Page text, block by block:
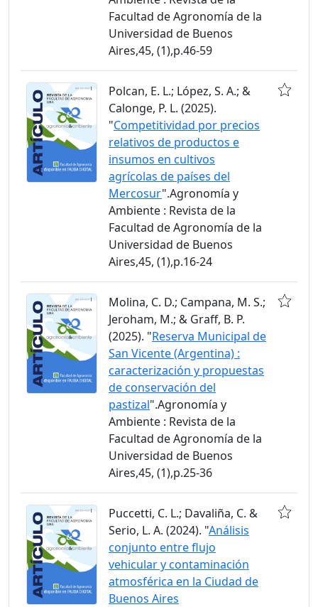
Facultad de Agronomía de la
Universidad de Buenos
Aires,45, (1),p.46-59
Polcan, E. L.; López, S. A.; &
Calonge, P. L. (2025).
"Competitividad por precios
relativos de productos e
insumos en cultivos
agrícolas de países del
Mercosur".Agronomía y
Ambiente : Revista de la
Facultad de Agronomía de la
Universidad de Buenos
Aires,45, (1),p.16-24
Molina, C. D.; Campana, M. S.;
Jeroham, M.; & Graff, B. P.
(2025). "Reserva Municipal de
San Vicente (Argentina) :
caracterización y propuestas
de conservación del
pastizal".Agronomía y
Ambiente : Revista de la
Facultad de Agronomía de la
Universidad de Buenos
Aires,45, (1),p.25-36
Puccetti, C. L.; Davaliña, C. &
Serio, L. A. (2024). "Análisis
conjunto entre flujo
vehicular y contaminación
atmosférica en la Ciudad de
Buenos Aires